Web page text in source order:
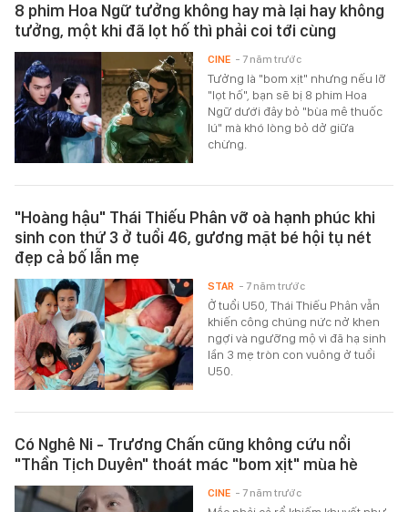
8 phim Hoa Ngữ tưởng không hay mà lại hay không
tưởng, một khi đã lọt hố thì phải coi tới cùng
Tưởng là "bom xịt" nhưng nếu lỡ
"lọt hố", bạn sẽ bị 8 phim Hoa
Ngữ dưới đây bỏ "bùa mê thuốc
lú" mà khó lòng bỏ dở giữa
chừng.
CINE - 7 năm trước
"Hoàng hậu" Thái Thiếu Phân vỡ oà hạnh phúc khi
sinh con thứ 3 ở tuổi 46, gương mặt bé hội tụ nét
đẹp cả bố lẫn mẹ
Ở tuổi U50, Thái Thiếu Phân vẫn
khiến công chúng nức nở khen
ngợi và ngưỡng mộ vì đã hạ sinh
lần 3 mẹ tròn con vuông ở tuổi
U50.
STAR - 7 năm trước
Có Nghê Ni - Trương Chấn cũng không cứu nổi
"Thần Tịch Duyên" thoát mác "bom xịt" mùa hè
CINE - 7 năm trước